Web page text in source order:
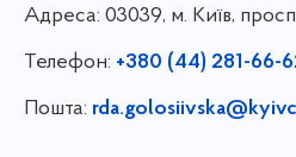
Адреса: 03039, м. Київ,
Телефон: +380 (44) 281-66-
Пошта: